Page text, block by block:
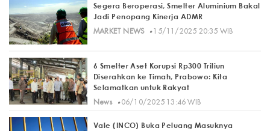
Segera Beroperasi, Smelter Aluminium Bakal
Jadi Penopang Kinerja ADMR
MARKET NEWS· 15/11/2025 20:35 WIB
6 Smelter Aset Korupsi Rp300 Triliun
Diserahkan ke Timah, Prabowo: Kita
Selamatkan untuk Rakyat
News· 06/10/2025 13:46 WIB
Vale (INCO) Buka Peluang Masuknya